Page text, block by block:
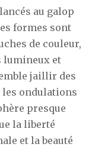
au galop
formes sont
de couleur,
lumineux et
jaillir des
les ondulations
presque
la liberté
et la beauté